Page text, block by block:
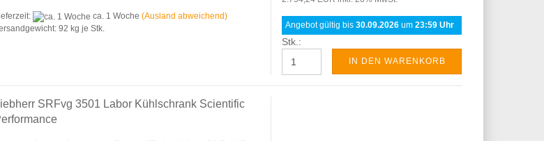
ca. 1 Woche (Ausland abweichend)
92 kg je Stk. Angebot gültig bis 30.09.2026 um 23:59 Uhr
Stk.:
IN DEN WARENKORB
SRFvg 3501 Labor Kühlschrank Scientific